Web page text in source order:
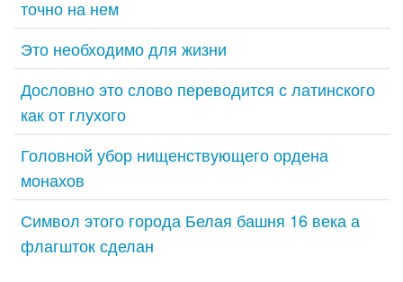
точно на нем
Это необходимо для жизни
Дословно это слово переводится с латинского
как от глухого
Головной убор нищенствующего ордена
монахов
Символ этого города Белая башня 16 века а
флагшток сделан